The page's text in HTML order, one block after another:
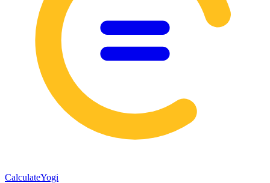
CalculateYogi